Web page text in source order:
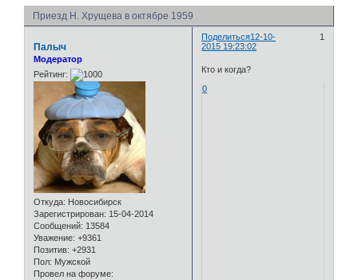
Приезд Н. Хрущева в октябре 1959
Поделиться 1
12-10-
2015 19:23:02
Палыч
Модератор
Рейтинг:
Откуда: Новосибирск
Зарегистрирован: 15-04-2014
Сообщений: 13584
Уважение: +9361
Позитив: +2931
Пол: Мужской
Провел на форуме:
Кто и когда?
0